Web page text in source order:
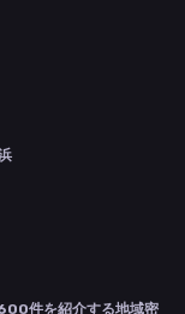
件を紹介する地域密